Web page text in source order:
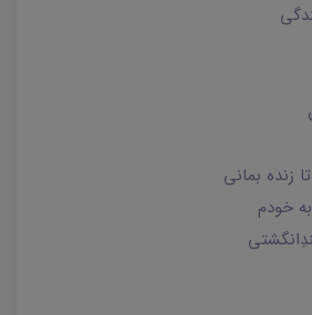
زنده بمانی